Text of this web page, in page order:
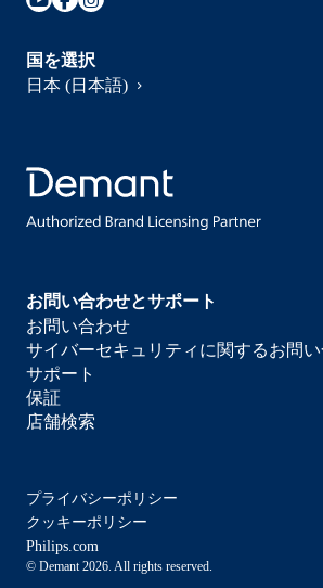
お問い合わせとサポート
お問い合わせ
サイバーセキュリティに関するお問
サポート
保証
店舗検索
国を選択
日本 (日本語)
プライバシーポリシー
クッキーポリシー
Philips.com
© Demant 2026. All rights reserved.